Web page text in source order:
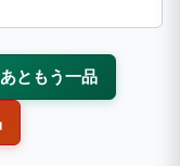
あともう一品